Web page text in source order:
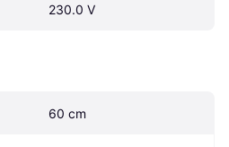
230.0 V
60 cm